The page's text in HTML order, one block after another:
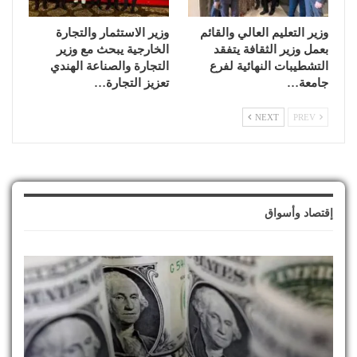
وزير التعليم العالي والقائم
بعمل وزير الثقافة يتفقد
التشطيبات النهائية لفرع
جامعة…
وزير الاستثمار والتجارة
الخارجية يبحث مع وزير
التجارة والصناعة الهندي
تعزيز التجارة…
NEXT
إقتصاد وأسواق